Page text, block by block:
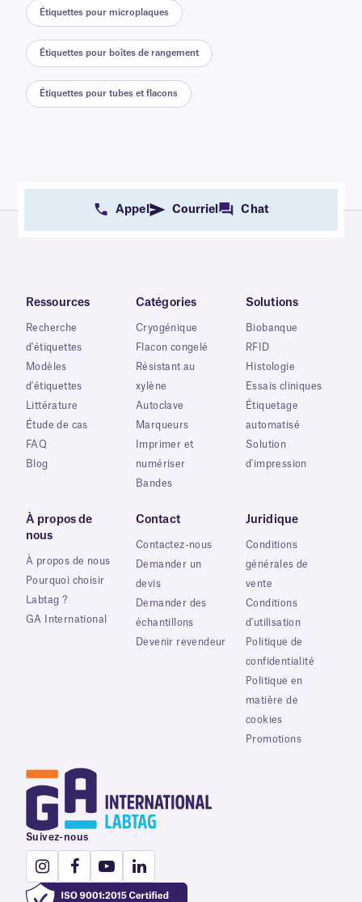
Étiquettes pour microplaques
Étiquettes pour boîtes de rangement
Étiquettes pour tubes et flacons
Appel Courriel Chat
Ressources
Recherche
d'étiquettes
Modèles
d'étiquettes
Littérature
Étude de cas
FAQ
Blog
Catégories
Cryogénique
Flacon congelé
Résistant au
xylène
Autoclave
Marqueurs
Imprimer et
numériser
Bandes
Solutions
Biobanque
RFID
Histologie
Essais cliniques
Étiquetage
automatisé
Solution
d'impression
À propos de
nous
À propos de nous
Pourquoi choisir
Labtag ?
GA International
Contact
Contactez-nous
Demander un
devis
Demander des
échantillons
Devenir revendeur
Juridique
Conditions
générales de
vente
Conditions
d'utilisation
Politique de
confidentialité
Politique en
matière de
cookies
Promotions
Suivez-nous